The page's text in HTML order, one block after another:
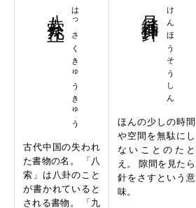
はっさくきゅうきゅう
古代中国の失われ
た書物の名。 「八
索」は八卦のこと
が書かれていると
される書物。 「九
けんほうそうしん
ほんの少しの時間
や空間を無駄にし
ないことのたと
え。 隙間を見たら
針をさすという意
味。